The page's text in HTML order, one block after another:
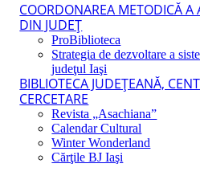
COORDONAREA METODICĂ A
DIN JUDEŢ
ProBiblioteca
Strategia de dezvoltare a
judeţul Iaşi
BIBLIOTECA JUDEŢEANĂ,
CERCETARE
Revista „Asachiana”
Calendar Cultural
Winter Wonderland
Cărţile BJ Iaşi